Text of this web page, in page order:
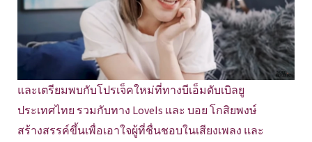
และเตรียมพบกับโปรเจ็คใหม่ที่ทางบีเอ็มดับเบิลยู
ประเทศไทย รวมกับทาง LoveIs และ บอย โกสิยพงษ์
สร้างสรรค์ขึ้นเพื่อเอาใจผู้ที่ชื่นชอบในเสียงเพลง และ